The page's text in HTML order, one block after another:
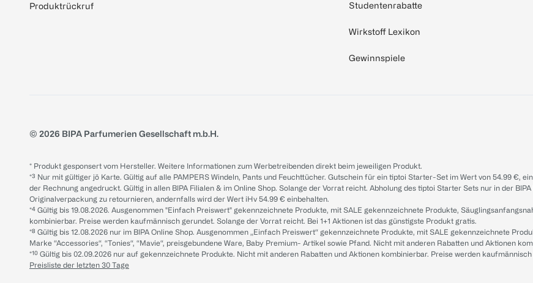
Produktrückruf Studentenrabatte
Wirkstoff Lexikon
Gewinnspiele
© 2026 BIPA Parfumerien Gesellschaft m.b.H.
* Produkt gesponsert vom Hersteller. Weitere Informationen zum Werbetreibenden direkt beim jeweiligen Produkt.
*³ Nur mit gültiger jö Karte. Gültig auf alle PAMPERS Windeln, Pants und Feuchttücher. Gutschein für ein tiptoi Starter-Set im Wert von 54.99 €,
der Rechnung angedruckt. Gültig in allen BIPA Filialen & im Online Shop. Solange der Vorrat reicht. Abholung des tiptoi Starter Sets nur in der
Originalverpackung zu retournieren, andernfalls wird der Wert iHv 54.99 € einbehalten.
*⁴ Gültig bis 19.08.2026. Ausgenommen "Einfach Preiswert" gekennzeichnete Produkte, mit SALE gekennzeichnete Produkte,
kombinierbar. Preise werden kaufmännisch gerundet. Solange der Vorrat reicht. Bei 1+1 Aktionen ist das günstigste Produkt gratis.
*⁸ Gültig bis 12.08.2026 nur im BIPA Online Shop. Ausgenommen „Einfach Preiswert“ gekennzeichnete Produkte, mit SALE gekennzeichnete
Marke “Accessories“, “Tonies“, “Mavie“, preisgebundene Ware, Baby Premium- Artikel sowie Pfand. Nicht mit anderen Rabatten und Aktionen
*¹⁰ Gültig bis 02.09.2026 nur auf gekennzeichnete Produkte. Nicht mit anderen Rabatten und Aktionen kombinierbar. Preise werden
Preisliste der letzten 30 Tage